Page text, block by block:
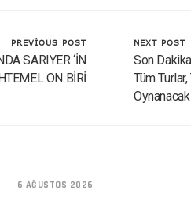
PREVIOUS POST
SARIYER ‘İN
ON BİRİ
NEXT POST
Son
Tüm
Oynanacak
6 AĞUSTOS 2026